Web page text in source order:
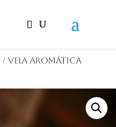
/ Vela Aromática